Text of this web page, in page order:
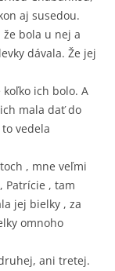
aj susedou.
že bola u nej a
dávala. Že jej
ich bolo. A
mala dať do
vedela
, mne veľmi
Patrície , tam
jej bielky , za
omnoho
ani tretej.